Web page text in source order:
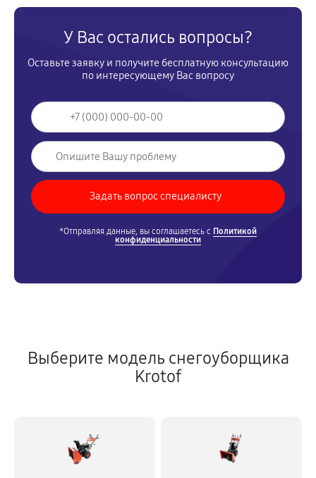
У Вас остались вопросы?
Оставьте заявку и получите бесплатную консультацию
по интересующему Вас вопросу
*Отправляя данные, вы соглашаетесь с Политикой
конфиденциальности
Выберите модель снегоуборщика
Krotof